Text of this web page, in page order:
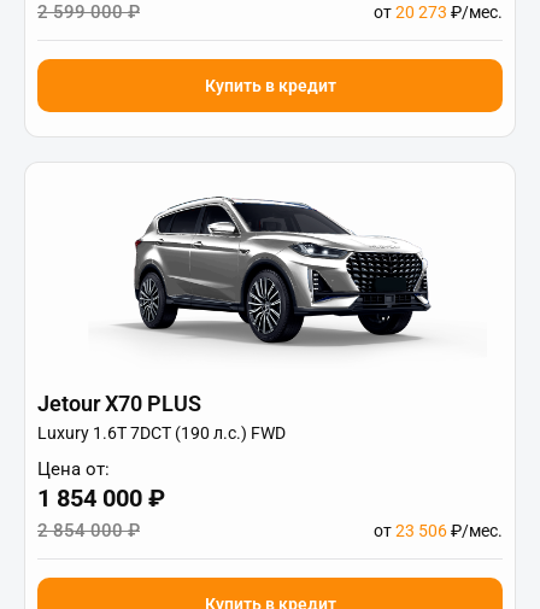
2 599 000 ₽ от20 273 ₽/мес.
Купить в кредит
Jetour X70 PLUS
Luxury 1.6T 7DCT (190 л.с.) FWD
Цена от:
1 854 000 ₽
2 854 000 ₽ от23 506₽/мес.
Купить в кредит